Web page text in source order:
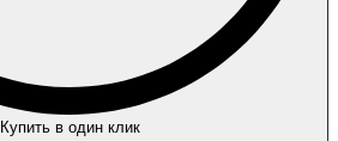
Купить в один клик